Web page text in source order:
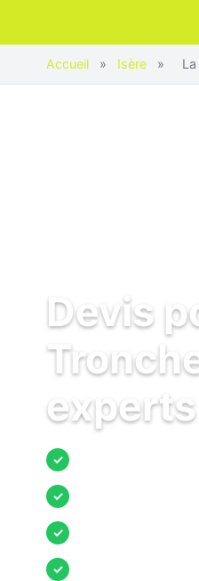
Accueil » Isère »
Devis
✓
✓
✓
✓